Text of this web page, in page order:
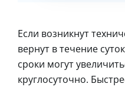
Если возникнут
вернут в течение
сроки могут
круглосуточно.